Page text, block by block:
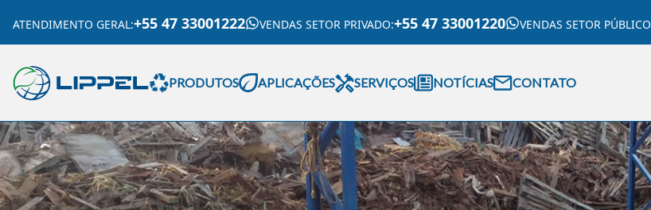
ATENDIMENTO GERAL:+55 47 33001222 VENDAS SETOR PRIVADO:+55 47 33001220 VENDAS SETOR PÚBLICO
PRODUTOS APLICAÇÕES SERVIÇOS NOTÍCIAS CONTATO